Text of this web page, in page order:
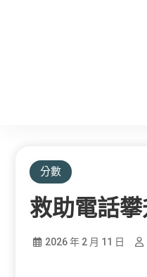
分數
救助電話
2026 年 2 月 11 日